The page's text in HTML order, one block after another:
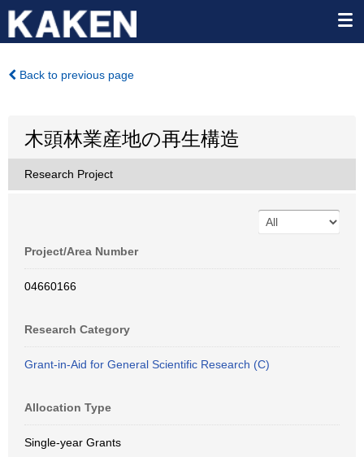
Back to previous page
木頭林業産地の再生構造
Research Project
Project/Area Number
04660166
Research Category
Grant-in-Aid for General Scientific Research (C)
Allocation Type
Single-year Grants